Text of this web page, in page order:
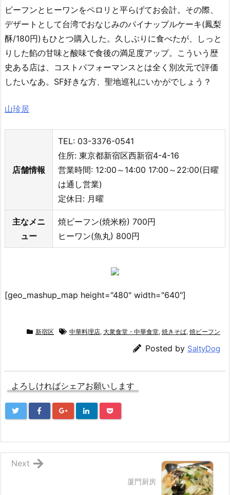
ビーフンとヒーワンをペロリと平らげてお会計。その際、
デザートとして台湾でおなじみのパイナップルケーキ(鳳梨
酥/180円)もひとつ購入した。久しぶりに食べたが、しっと
りした餡の甘味と酸味で食後の満足度アップ。こういう歴
史ある店は、コストパフォーマンスとは全く別次元で評価
したいなあ。SF好きな方、聖地巡礼にいかがでしょう？
山珍居
店舗情報
TEL: 03-3376-0541
住所: 東京都新宿区西新宿4-4-16
営業時間: 12:00～14:00 17:00～22:00(日曜
は通し営業)
定休日: 月曜
主なメニ
ュー
焼ビーフン(焼米粉) 700円
ヒーワン(魚丸) 800円
[geo_mashup_map height="480" width="640"]
新宿区 中華料理店, 大衆食堂・中華食堂, 焼きそば, 焼ビーフン
Posted by SaltyDog
よろしければシェアお願いします
厦門厨房
Next